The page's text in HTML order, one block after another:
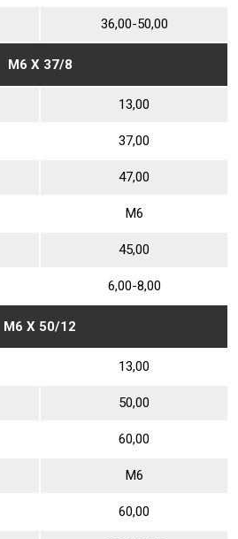
36,00-50,00
М6 Х 37/8
13,00
37,00
47,00
М6
45,00
6,00-8,00
М6 Х 50/12
13,00
50,00
60,00
М6
60,00